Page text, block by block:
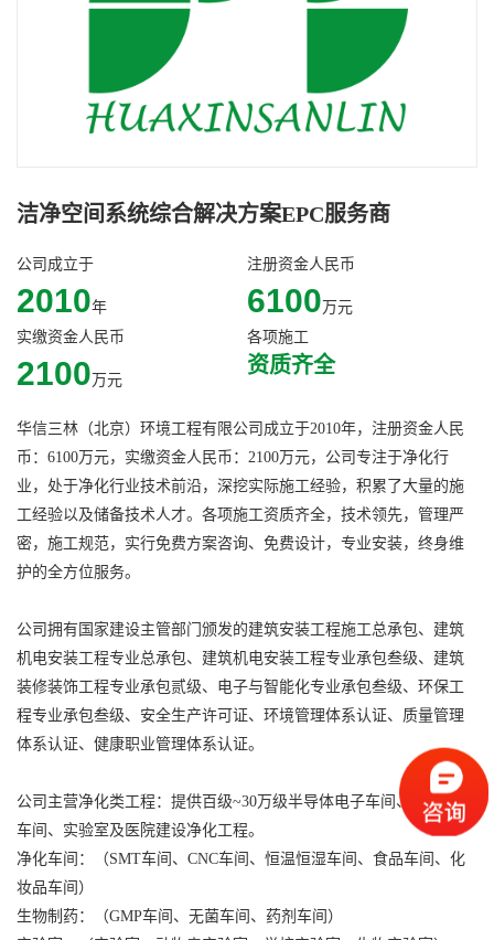
洁净空间系统综合解决方案EPC服务商
公司成立于
2010年
注册资金人民币
6100 万元
实缴资金人民币
2100 万元
各项施工
资质齐全
华信三林（北京）环境工程有限公司成立于2010年，注册资金人民
币：6100万元，实缴资金人民币：2100万元，公司专注于净化行
业，处于净化行业技术前沿，深挖实际施工经验，积累了大量的施
工经验以及储备技术人才。各项施工资质齐全，技术领先，管理严
密，施工规范，实行免费方案咨询、免费设计，专业安装，终身维
护的全方位服务。
公司拥有国家建设主管部门颁发的建筑安装工程施工总承包、建筑
机电安装工程专业总承包、建筑机电安装工程专业承包叁级、建筑
装修装饰工程专业承包贰级、电子与智能化专业承包叁级、环保工
程专业承包叁级、安全生产许可证、环境管理体系认证、质量管理
体系认证、健康职业管理体系认证。
公司主营净化类工程：提供百级~30万级半导体电子车间、生物制药
车间、实验室及医院建设净化工程。
净化车间：（SMT车间、CNC车间、恒温恒湿车间、食品车间、化
妆品车间）
生物制药：（GMP车间、无菌车间、药剂车间）